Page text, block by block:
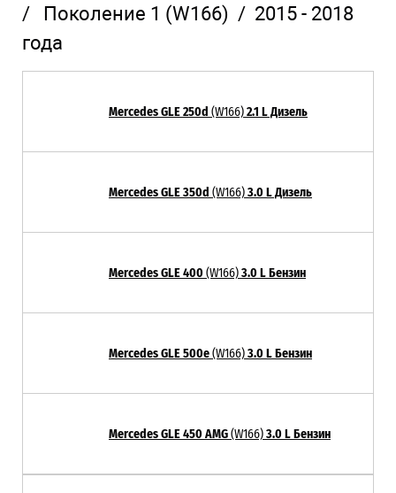
/
Поколение 1 (W166) / 2015 - 2018
года
Mercedes GLE 250d (W166)2.1 L Дизель
Mercedes GLE 350d (W166)3.0 L Дизель
Mercedes GLE 400 (W166)3.0 L Бензин
Mercedes GLE 500e(W166)3.0 L Бензин
Mercedes GLE 450 AMG(W166)3.0 L Бензин